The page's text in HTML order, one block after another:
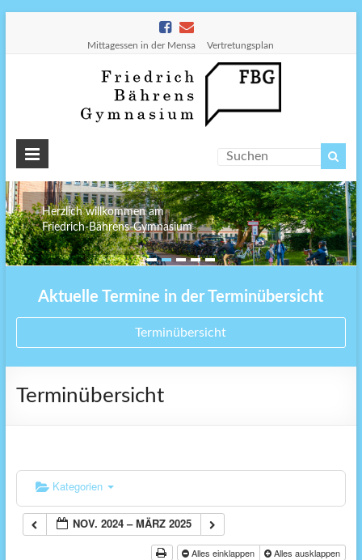
Mittagessen in der Mensa Vertretungsplan
Herzlich willkommen am
Friedrich-Bährens-Gymnasium
Aktuelle Termine in der Terminübersicht
Terminübersicht
Terminübersicht
Kategorien
NOV. 2024 – MÄRZ 2025
Alles einklappen Alles ausklappen